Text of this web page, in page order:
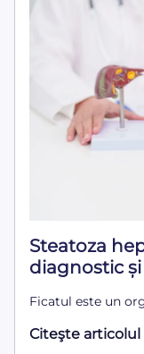
Steatoza
diagnostic
Ficatul este un
Citeşte articolul